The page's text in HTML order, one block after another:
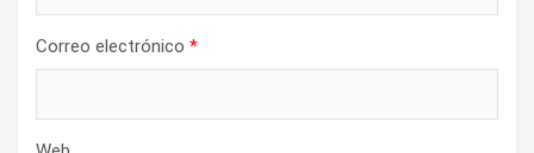
Correo electrónico *